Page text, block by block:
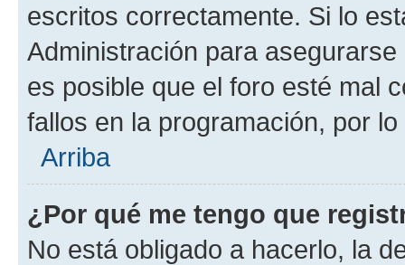
escritos correctamente. Si lo
Administración para
es posible que el foro esté mal
fallos en la programación, por
Arriba
¿Por qué me tengo que
No está obligado a hacerlo, la